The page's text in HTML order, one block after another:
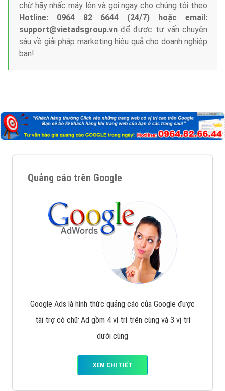
chừ hãy nhấc máy lên và gọi ngay cho chúng tôi theo
Hotline: 0964 82 6644 (24/7) hoặc email:
support@vietadsgroup.vn để được tư vấn chuyên
sâu về giải pháp marketing hiệu quả cho doanh nghiệp
bạn!
Quảng cáo trên Google
Google Ads là hình thức quảng cáo của Google được
tài trợ có chữ Ad gồm 4 ví trí trên cùng và 3 vị trí
dưới cùng
XEM CHI TIẾT